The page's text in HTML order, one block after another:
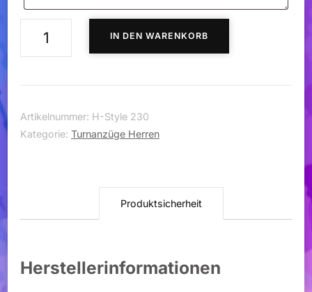
230
IN DEN WARENKORB
Artikelnummer: H-Style 230
Kategorie: Turnanzüge Herren
Produktsicherheit
Herstellerinformationen